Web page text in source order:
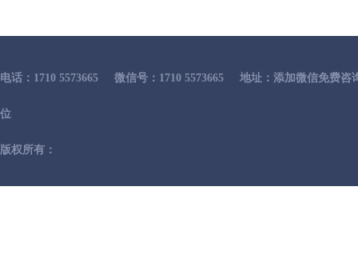
电话：1710 5573665 微信号：1710 5573665 地址：添加微信免费咨
位
版权所有：